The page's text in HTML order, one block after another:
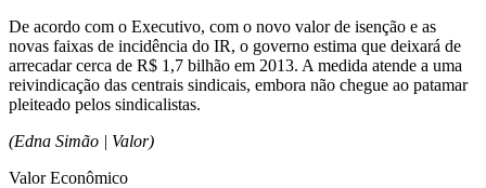
De acordo com o Executivo, com o novo valor de isenção e as
novas faixas de incidência do IR, o governo estima que deixará de
arrecadar cerca de R$ 1,7 bilhão em 2013. A medida atende a uma
reivindicação das centrais sindicais, embora não chegue ao patamar
pleiteado pelos sindicalistas.
(Edna Simão | Valor)
Valor Econômico